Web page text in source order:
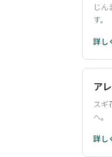
じん
す。
詳し
ア
スギ
へ。
詳し